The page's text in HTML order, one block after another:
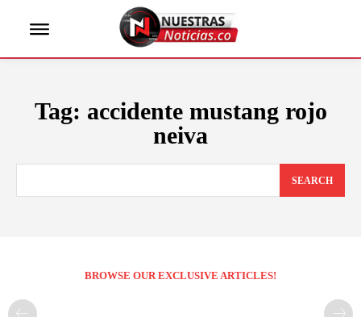
Tag: accidente mustang rojo
neiva
SEARCH
BROWSE OUR EXCLUSIVE ARTICLES!